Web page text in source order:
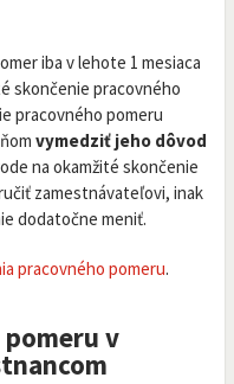
iba v lehote 1 mesiaca
skončenie pracovného
pracovného pomeru
vymedziť jeho dôvod
na okamžité skončenie
zamestnávateľovi, inak
dodatočne meniť.
pracovného pomeru.
pomeru v